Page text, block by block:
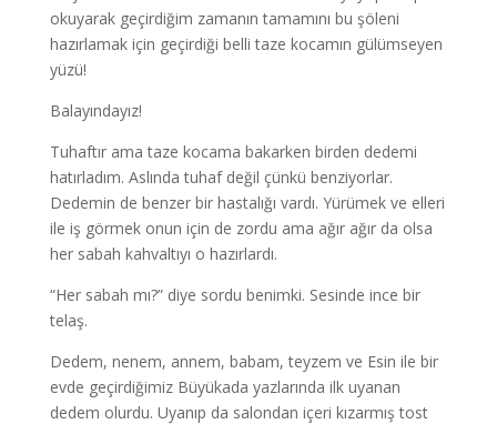
okuyarak geçirdiğim zamanın tamamını bu şöleni
hazırlamak için geçirdiği belli taze kocamın gülümseyen
yüzü!
Balayındayız!
Tuhaftır ama taze kocama bakarken birden dedemi
hatırladım. Aslında tuhaf değil çünkü benziyorlar.
Dedemin de benzer bir hastalığı vardı. Yürümek ve elleri
ile iş görmek onun için de zordu ama ağır ağır da olsa
her sabah kahvaltıyı o hazırlardı.
“Her sabah mı?” diye sordu benimki. Sesinde ince bir
telaş.
Dedem, nenem, annem, babam, teyzem ve Esin ile bir
evde geçirdiğimiz Büyükada yazlarında ilk uyanan
dedem olurdu. Uyanıp da salondan içeri kızarmış tost